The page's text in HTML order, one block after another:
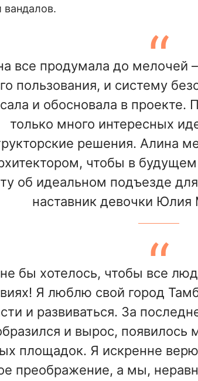
вандалов.
все продумала до мелочей
пользования, и систему
и обосновала в
только много интересных
решения. Алина
чтобы в
об идеальном подъезде
наставник девочки Юлия
бы хотелось, чтобы все
Я люблю свой город
и развиваться. За
и вырос, появилось
площадок. Я искренне
преображение, а мы,